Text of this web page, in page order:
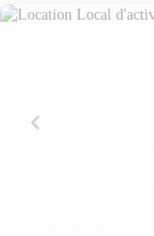
commerces,